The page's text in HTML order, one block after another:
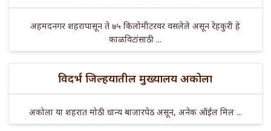
अहमदनगर शहरापासून ते ७५ किलोमीटरवर वसलेले असून रेहकुरी हे
काळविटांसाठी ...
विदर्भ जिल्हयातील मुख्यालय अकोला
अकोला या शहरात मोठी धान्य बाजारपेठ असून, अनेक ऑईल मिल ...